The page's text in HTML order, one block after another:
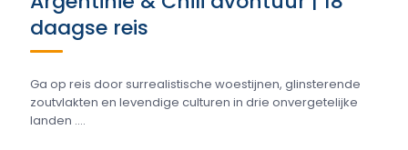
daagse reis
Ga op reis door surrealistische woestijnen, glinsterende
zoutvlakten en levendige culturen in drie onvergetelijke
landen ....